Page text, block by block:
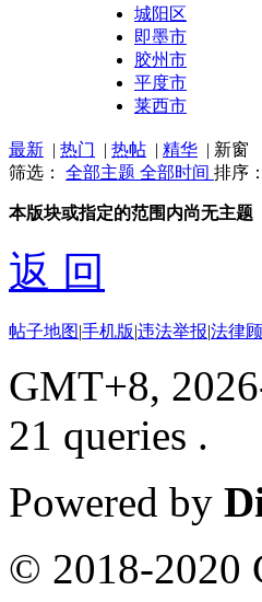
城阳区
即墨市
胶州市
平度市
莱西市
最新 | 热门 | 热帖 | 精华 | 新窗
筛选： 全部主题 全部时间 排序：
本版块或指定的范围内尚无主题
返 回
帖子地图|手机版|违法举报|法律
GMT+8,
21 queries .
Powered by
© 2018-2020